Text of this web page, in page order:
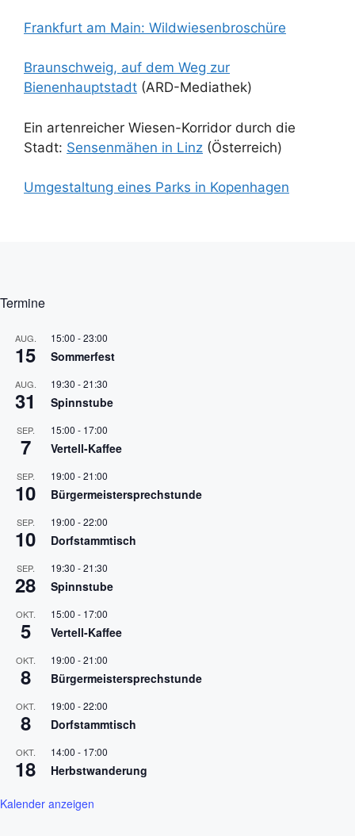
Frankfurt am Main: Wildwiesenbroschüre
Braunschweig, auf dem Weg zur
Bienenhauptstadt (ARD-Mediathek)
Ein artenreicher Wiesen-Korridor durch die
Stadt: Sensenmähen in Linz (Österreich)
Umgestaltung eines Parks in Kopenhagen
Termine
AUG.
15
15:00 -23:00
Sommerfest
AUG.
31
19:30 -21:30
Spinnstube
SEP.
7
15:00 - 17:00
Vertell-Kaffee
SEP.
10
19:00 -21:00
Bürgermeistersprechstunde
SEP.
10
19:00 -22:00
Dorfstammtisch
SEP.
28
19:30 -21:30
Spinnstube
OKT.
5
15:00 - 17:00
Vertell-Kaffee
OKT.
8
19:00 -21:00
Bürgermeistersprechstunde
OKT.
8
19:00 -22:00
Dorfstammtisch
OKT.
18
14:00 - 17:00
Herbstwanderung
Kalender anzeigen